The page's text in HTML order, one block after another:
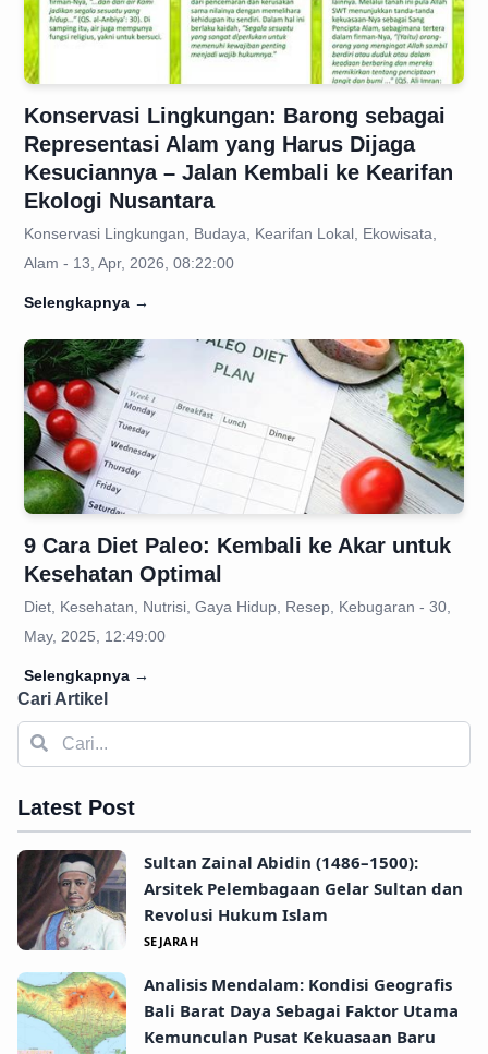
Konservasi Lingkungan: Barong sebagai
Representasi Alam yang Harus Dijaga
Kesuciannya – Jalan Kembali ke Kearifan
Ekologi Nusantara
Konservasi Lingkungan, Budaya, Kearifan Lokal, Ekowisata,
Alam - 13, Apr, 2026, 08:22:00
Selengkapnya →
9 Cara Diet Paleo: Kembali ke Akar untuk
Kesehatan Optimal
Diet, Kesehatan, Nutrisi, Gaya Hidup, Resep, Kebugaran - 30,
May, 2025, 12:49:00
Selengkapnya →
Cari Artikel
Latest Post
Sultan Zainal Abidin (1486–1500):
Arsitek Pelembagaan Gelar Sultan dan
Revolusi Hukum Islam
SEJARAH
Analisis Mendalam: Kondisi Geografis
Bali Barat Daya Sebagai Faktor Utama
Kemunculan Pusat Kekuasaan Baru